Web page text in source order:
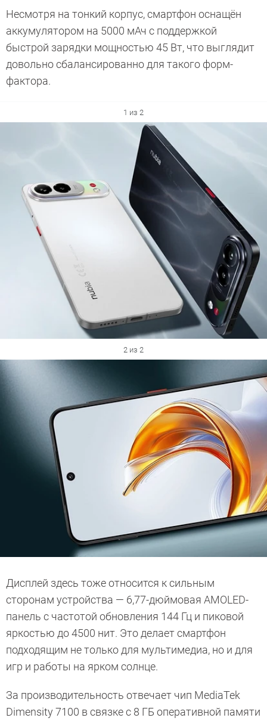
Несмотря на тонкий корпус, смартфон оснащён
аккумулятором на 5000 мАч с поддержкой
быстрой зарядки мощностью 45 Вт, что выглядит
довольно сбалансированно для такого форм-
фактора.
1 из 2
2 из 2
Дисплей здесь тоже относится к сильным
сторонам устройства — 6,77-дюймовая AMOLED-
панель с частотой обновления 144 Гц и пиковой
яркостью до 4500 нит. Это делает смартфон
подходящим не только для мультимедиа, но и для
игр и работы на ярком солнце.
За производительность отвечает чип MediaTek
Dimensity 7100 в связке с 8 ГБ оперативной памяти